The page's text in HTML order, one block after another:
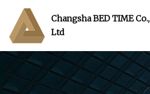
Changsha BED TIME Co.,
Ltd